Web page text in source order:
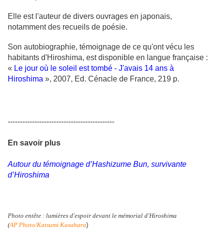
Elle est l'auteur de divers ouvrages en japonais,
notamment des recueils de poésie.
Son autobiographie, témoignage de ce qu'ont vécu les
habitants d'Hiroshima, est disponible en langue française :
« Le jour où le soleil est tombé - J'avais 14 ans à
Hiroshima », 2007, Ed. Cénacle de France, 219 p.
--------------------------------------------
En savoir plus
Autour du témoignage d’Hashizume Bun, survivante
d’Hiroshima
Photo entête : lumières d'espoir devant le mémorial d'Hiroshima
(AP Photo/Katsumi Kasahara)